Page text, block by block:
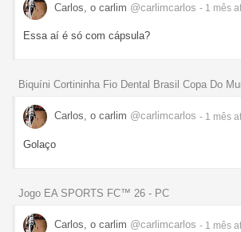
Carlos, o carlim @carlimcarlos - 1 mês
Essa aí é só com cápsula?
Biquíni Cortininha Fio Dental Brasil Copa Do
Carlos, o carlim @carlimcarlos - 1 mês
Golaço
Jogo EA SPORTS FC™ 26 - PC
Carlos, o carlim @carlimcarlos - 1 mês